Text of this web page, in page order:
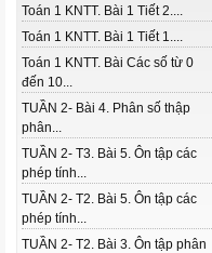
Toán 1 KNTT. Bài 1 Tiết 2....
Toán 1 KNTT. Bài 1 Tiết 1....
Toán 1 KNTT. Bài Các số từ 0
đến 10...
TUẦN 2- Bài 4. Phân số thập
phân...
TUẦN 2- T3. Bài 5. Ôn tập các
phép tính...
TUẦN 2- T2. Bài 5. Ôn tập các
phép tính...
TUẦN 2- T2. Bài 3. Ôn tập phân